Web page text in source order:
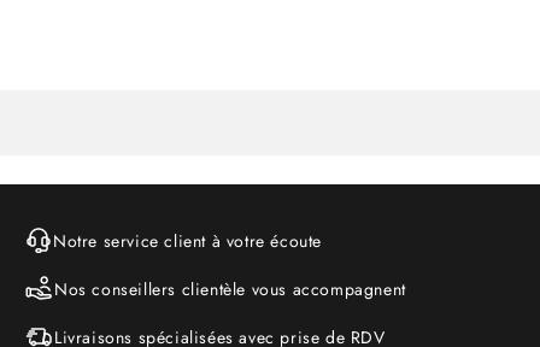
Notre service client à votre écoute
Nos conseillers clientèle vous accompagnent
Livraisons spécialisées avec prise de RDV